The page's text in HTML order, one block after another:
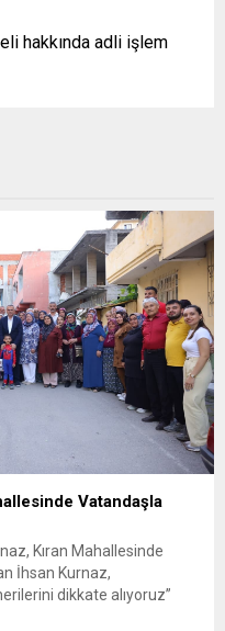
hakkında adli işlem
Vatandaşla
Kıran Mahallesinde
İhsan Kurnaz,
dikkate alıyoruz”